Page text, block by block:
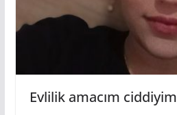
Evlilik amacım ciddiyim